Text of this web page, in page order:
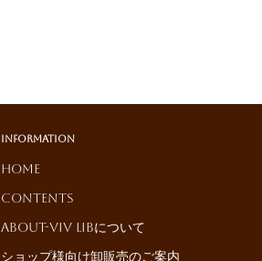
Information
HOME
Contents
About-ViV LiBについて
ショップ様向け卸販売のご案内